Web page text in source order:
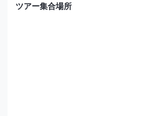
ツアー集合場所